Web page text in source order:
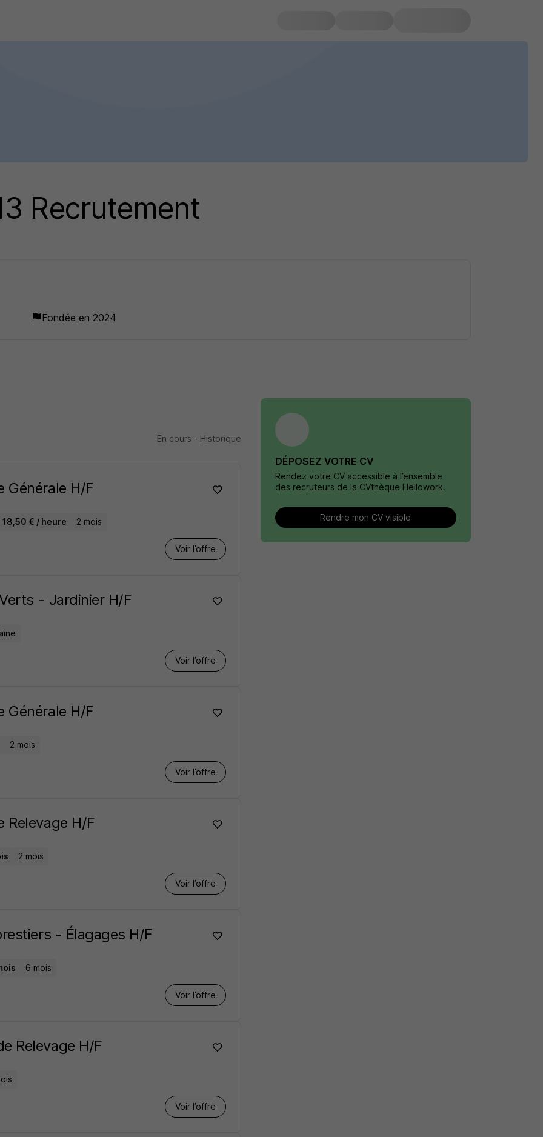
Recrutement
Fondée en 2024
En cours - Historique
Générale H/F
18,50 € / heure 2 mois
Voir l’offre
- Jardinier H/F
Voir l’offre
Générale H/F
2 mois
Voir l’offre
Relevage H/F
2 mois
Voir l’offre
- Élagages H/F
6 mois
Voir l’offre
Relevage H/F
Voir l’offre
DÉPOSEZ VOTRE CV
Rendez votre CV accessible à l’ensemble
des recruteurs de la CVthèque Hellowork.
Rendre mon CV visible